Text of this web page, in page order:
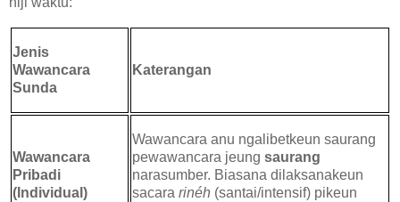
Jenis
Wawancara
Sunda
Katerangan
Wawancara
Pribadi
(Individual)
Wawancara anu ngalibetkeun saurang
pewawancara jeungsaurang
narasumber. Biasana dilaksanakeun
sacararinéh (santai/intensif) pikeun